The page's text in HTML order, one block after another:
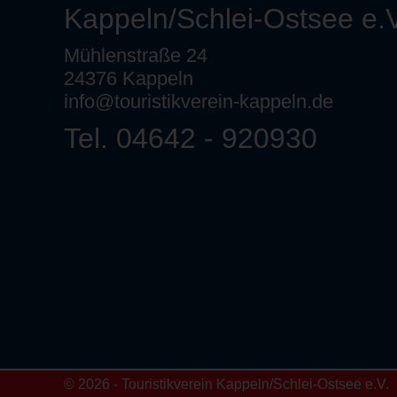
Kappeln/Schlei-Ostsee
Mühlenstraße 24
24376 Kappeln
info@touristikverein-kappeln.de
Tel. 04642 - 920930
© 2026 - Touristikverein Kappeln/Schlei-Ostsee e.V.